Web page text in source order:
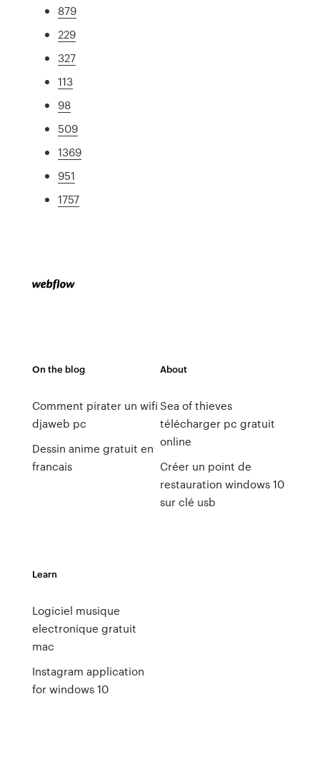
879
229
327
113
98
509
1369
951
1757
On the blog
Comment pirater un wifi
djaweb pc
Dessin anime gratuit en
francais
About
Sea of thieves
télécharger pc gratuit
online
Créer un point de
restauration windows 10
sur clé usb
Learn
Logiciel musique
electronique gratuit
mac
Instagram application
for windows 10